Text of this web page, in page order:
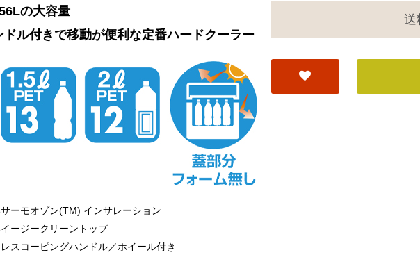
の大容量
ル付きで移動が便利な定番ハードクーラー
ーモオゾン(TM) インサレーション
ージークリーントップ
スコーピングハンドル／ホイール付き
送